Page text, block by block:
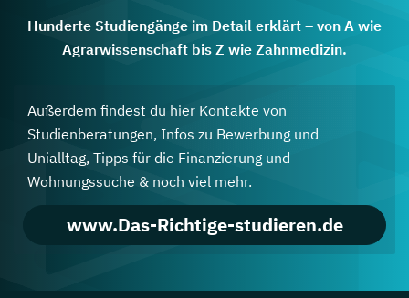
Hunderte Studiengänge im Detail erklärt – von A wie
Agrarwissenschaft bis Z wie Zahnmedizin.
Außerdem findest du hier Kontakte von
Studienberatungen, Infos zu Bewerbung und
Unialltag, Tipps für die Finanzierung und
Wohnungssuche & noch viel mehr.
www.Das-Richtige-studieren.de